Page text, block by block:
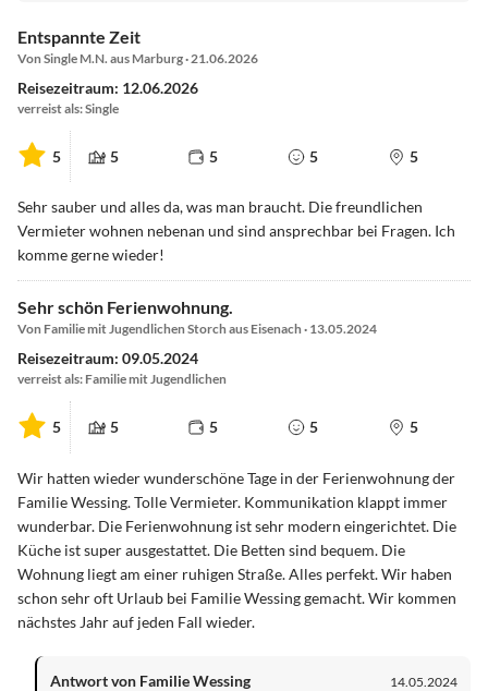
Entspannte Zeit
Von Single M.N. aus Marburg · 21.06.2026
Reisezeitraum: 12.06.2026
verreist als: Single
5 5 5 5 5
Sehr sauber und alles da, was man braucht. Die freundlichen
Vermieter wohnen nebenan und sind ansprechbar bei Fragen. Ich
komme gerne wieder!
Sehr schön Ferienwohnung.
Von Familie mit Jugendlichen Storch aus Eisenach · 13.05.2024
Reisezeitraum: 09.05.2024
verreist als: Familie mit Jugendlichen
5 5 5 5 5
Wir hatten wieder wunderschöne Tage in der Ferienwohnung der
Familie Wessing. Tolle Vermieter. Kommunikation klappt immer
wunderbar. Die Ferienwohnung ist sehr modern eingerichtet. Die
Küche ist super ausgestattet. Die Betten sind bequem. Die
Wohnung liegt am einer ruhigen Straße. Alles perfekt. Wir haben
schon sehr oft Urlaub bei Familie Wessing gemacht. Wir kommen
nächstes Jahr auf jeden Fall wieder.
Antwort von Familie Wessing
14.05.2024